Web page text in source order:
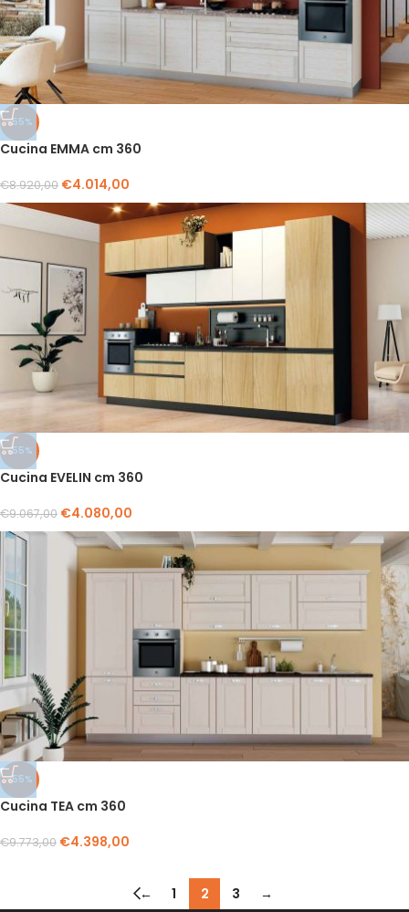
-55%
Cucina EMMA cm 360
€8.920,00 €4.014,00
-55%
Cucina EVELIN cm 360
€9.067,00 €4.080,00
-55%
Cucina TEA cm 360
€9.773,00 €4.398,00
← 1 2 3 →